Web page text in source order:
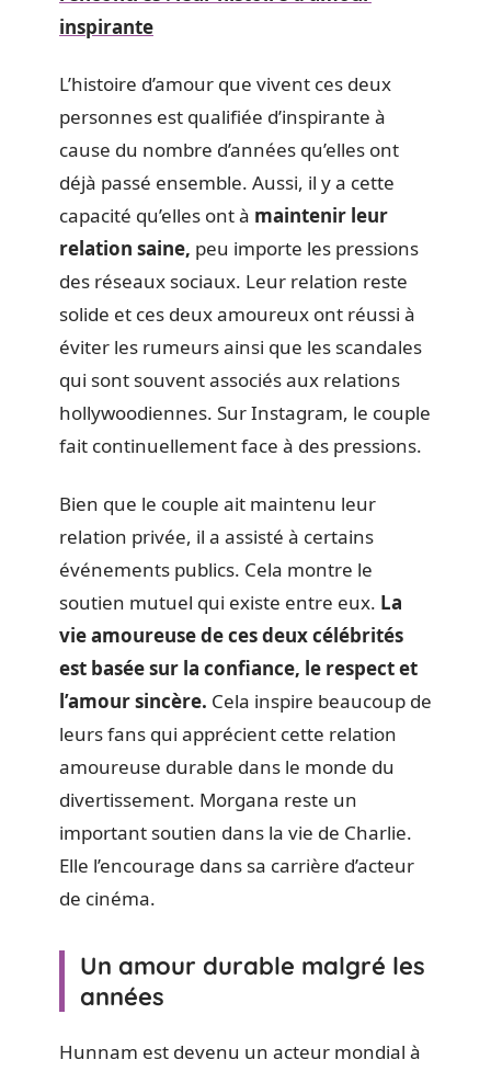
inspirante
L’histoire d’amour que vivent ces deux
personnes est qualifiée d’inspirante à
cause du nombre d’années qu’elles ont
déjà passé ensemble. Aussi, il y a cette
capacité qu’elles ont à maintenir leur
relation saine, peu importe les pressions
des réseaux sociaux. Leur relation reste
solide et ces deux amoureux ont réussi à
éviter les rumeurs ainsi que les scandales
qui sont souvent associés aux relations
hollywoodiennes. Sur Instagram, le couple
fait continuellement face à des pressions.
Bien que le couple ait maintenu leur
relation privée, il a assisté à certains
événements publics. Cela montre le
soutien mutuel qui existe entre eux. La
vie amoureuse de ces deux célébrités
est basée sur la confiance, le respect et
l’amour sincère. Cela inspire beaucoup de
leurs fans qui apprécient cette relation
amoureuse durable dans le monde du
divertissement. Morgana reste un
important soutien dans la vie de Charlie.
Elle l’encourage dans sa carrière d’acteur
de cinéma.
Un amour durable malgré les
années
Hunnam est devenu un acteur mondial à